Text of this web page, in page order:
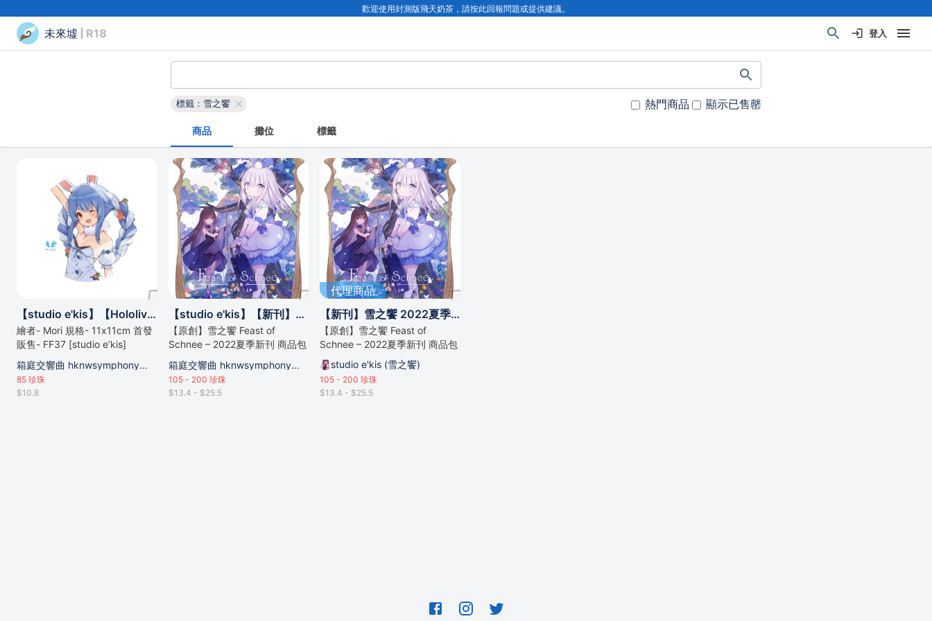
歡迎使用封測版飛天奶茶，請按此回報問題或提供建議。
未來墟 | R18 登入
標籤：雪之饗 熱門商品 顯示已售罄
商品 攤位 標籤
【studio e'kis】【Hololive】同人二創ぺこら、るしあ貼貼陶瓷吸水杯墊
繪者- Mori 規格- 11x11cm 首發
販售- FF37 [studio e’kis]
箱庭交響曲 hknwsymphony的攤位
85 珍珠
$10.8
【studio e'kis】【新刊】雪之饗 2022夏季【漫畫單行本】(黑白漫畫、彩色插畫)_周邊套組【studio e'kis / 水々 / 多利】
【原創】雪之饗 Feast of
Schnee – 2022夏季新刊 商品包
含：新刊漫畫單行本01(上冊)、
新刊漫畫單行本01(下冊)、明信
片(2入) *以上皆於FF39首賣。
箱庭交響曲 hknwsymphony的攤位
105 - 200 珍珠
$13.4 - $25.5
代理商品
【新刊】雪之饗 2022夏季【漫畫單行本】(黑白漫畫、彩色插畫)_周邊套組【studio e'kis / 水々 / 多利】
【原創】雪之饗 Feast of
Schnee – 2022夏季新刊 商品包
含：新刊漫畫單行本01(上冊)、
新刊漫畫單行本01(下冊)、明信
片(2入) *以上皆於FF39首賣。
studio e'kis (雪之饗)
105 - 200 珍珠
$13.4 - $25.5